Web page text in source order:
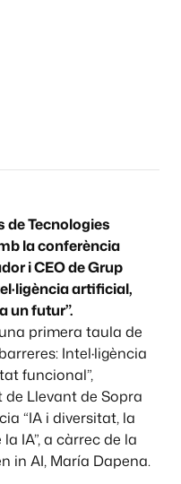
de Tecnologies
la conferència
i CEO de Grup
artificial,
un futur”.
primera taula de
Intel·ligència
funcional”,
Llevant de Sopra
“IA i diversitat, la
IA”, a càrrec de la
in AI, María Dapena.